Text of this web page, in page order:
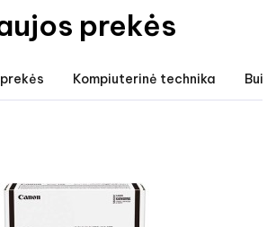
prekės
Kompiuterinė technika